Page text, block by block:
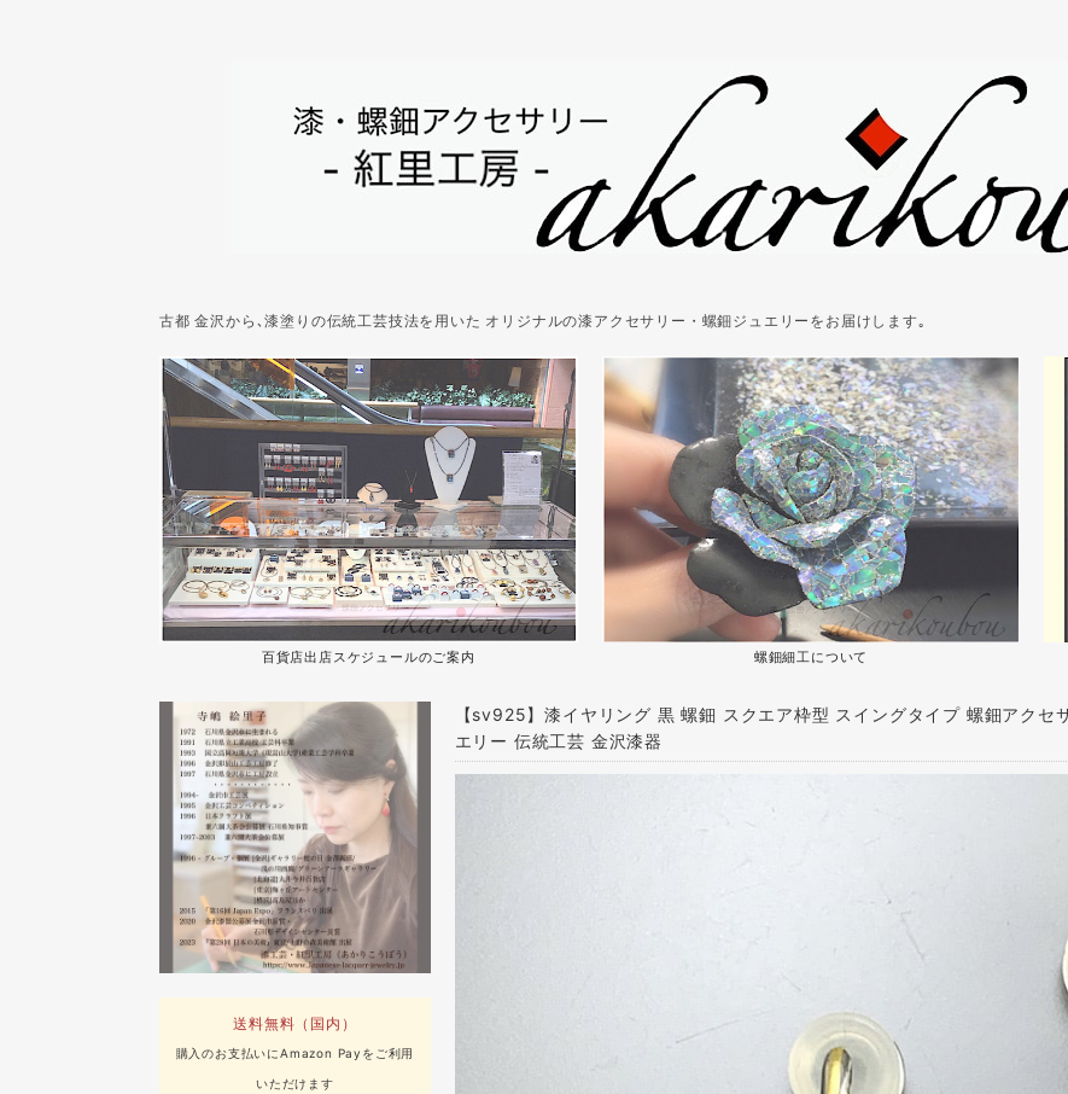
古都 金沢から､漆塗りの伝統工芸技法を用いた オリジナルの漆アクセサリー・螺鈿ジュエリーをお届けします｡
百貨店出店スケジュールのご案内 螺鈿細工について
送料無料（国内）
購入のお支払いにAmazon Payをご利用
いただけます
【sv925】漆イヤリング 黒 螺鈿 スクエア枠型 スイングタイプ 螺鈿アクセ
エリー 伝統工芸 金沢漆器